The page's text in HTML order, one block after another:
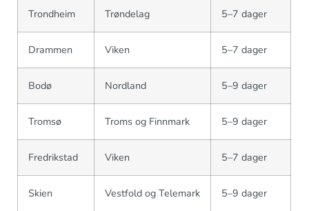
Trondheim Trøndelag 5–7 dager
Drammen Viken 5–7 dager
Bodø Nordland 5–9 dager
Tromsø Troms og Finnmark 5–9 dager
Fredrikstad Viken 5–7 dager
Skien Vestfold og Telemark 5–9 dager